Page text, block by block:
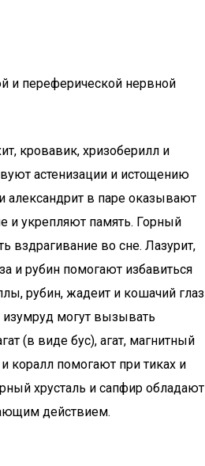
и переферической нервной
кровавик, хризоберилл и
астенизации и истощению
александрит в паре оказывают
и укрепляют память. Горный
вздрагивание во сне. Лазурит,
и рубин помогают избавиться
рубин, жадеит и кошачий глаз
могут вызывать
(в виде бус), агат, магнитный
коралл помогают при тиках и
хрусталь и сапфир обладают
действием.